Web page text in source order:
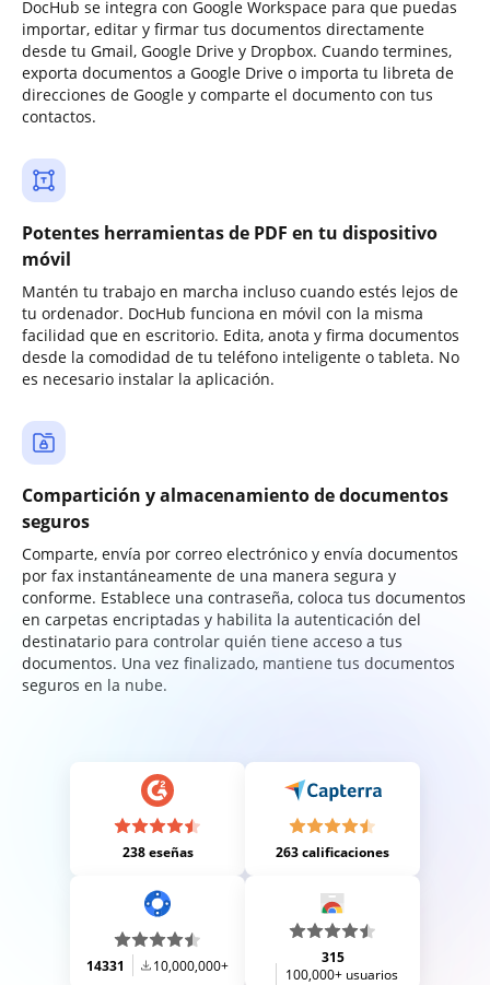
DocHub se integra con Google Workspace para que puedas
importar, editar y firmar tus documentos directamente
desde tu Gmail, Google Drive y Dropbox. Cuando termines,
exporta documentos a Google Drive o importa tu libreta de
direcciones de Google y comparte el documento con tus
contactos.
Potentes herramientas de PDF en tu dispositivo
móvil
Mantén tu trabajo en marcha incluso cuando estés lejos de
tu ordenador. DocHub funciona en móvil con la misma
facilidad que en escritorio. Edita, anota y firma documentos
desde la comodidad de tu teléfono inteligente o tableta. No
es necesario instalar la aplicación.
Compartición y almacenamiento de documentos
seguros
Comparte, envía por correo electrónico y envía documentos
por fax instantáneamente de una manera segura y
conforme. Establece una contraseña, coloca tus documentos
en carpetas encriptadas y habilita la autenticación del
destinatario para controlar quién tiene acceso a tus
documentos. Una vez finalizado, mantiene tus documentos
seguros en la nube.
238 eseñas 263 calificaciones
14331 10,000,000+
315
100,000+ usuarios